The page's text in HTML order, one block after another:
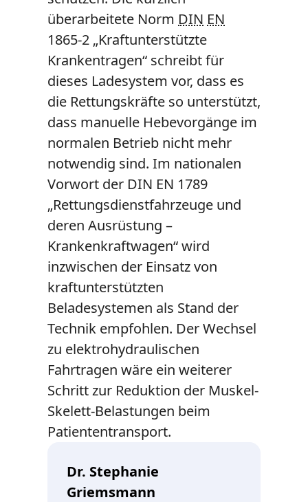
überarbeitete Norm DIN EN
1865-2 „Kraftunterstützte
Krankentragen“ schreibt für
dieses Ladesystem vor, dass es
die Rettungskräfte so unterstützt,
dass manuelle Hebevorgänge im
normalen Betrieb nicht mehr
notwendig sind. Im nationalen
Vorwort der DIN EN 1789
„Rettungsdienstfahrzeuge und
deren Ausrüstung –
Krankenkraftwagen“ wird
inzwischen der Einsatz von
kraftunterstützten
Beladesystemen als Stand der
Technik empfohlen. Der Wechsel
zu elektrohydraulischen
Fahrtragen wäre ein weiterer
Schritt zur Reduktion der Muskel-
Skelett-Belastungen beim
Patiententransport.
Dr. Stephanie
Griemsmann